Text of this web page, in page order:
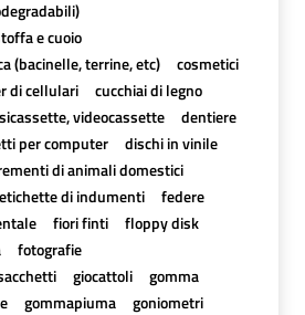
e cuoio
(bacinelle, terrine, etc)
cosmetici
di cellulari
cucchiai di legno
videocassette
dentiere
per computer
dischi in vinile
di animali domestici
etichette di indumenti
federe
fiori finti
floppy disk
fotografie
giocattoli
gomma
gommapiuma
goniometri